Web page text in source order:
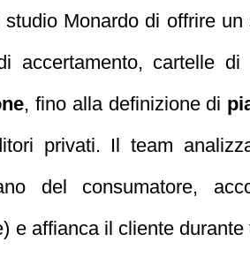
Monardo di offrire
accertamento, cartelle
, fino alla definizione di
privati. Il team
del consumatore,
e affianca il cliente